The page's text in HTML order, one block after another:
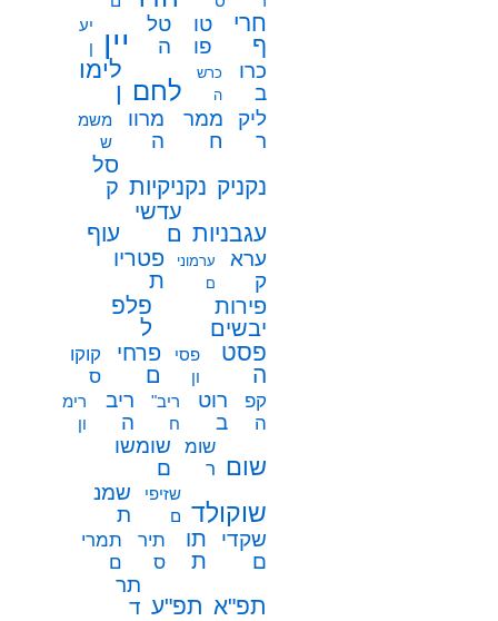
חרי
ף
טו
פו
טל
ה
יין
יע
ן
כרו
ב
כרש
ה
לחם
לימו
ן
ליק
ר
ממר
ח
מרוו
ה
משמ
ש
נקניק נקניקיות
סל
ק
עגבניות
עדשי
ם
עוף
ערא
ק
ערמוני
ם
פטריו
ת
פירות
יבשים
פלפ
ל
פסט
ה
פסי
ון
פרחי
ם
קוקו
ס
קפ
ה
רוט
ב
ריב"
ח
ריב
ה
רימ
ון
שום
שומ
ר
שומשו
ם
שוקולד
שזיפי
ם
שמנ
ת
שקדי
ם
תו
ת
תיר
ס
תמרי
ם
תפ"א תפ"ע
תר
ד